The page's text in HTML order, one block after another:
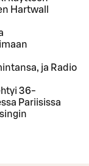
Hartwall
ja Radio
36-
Pariisissa